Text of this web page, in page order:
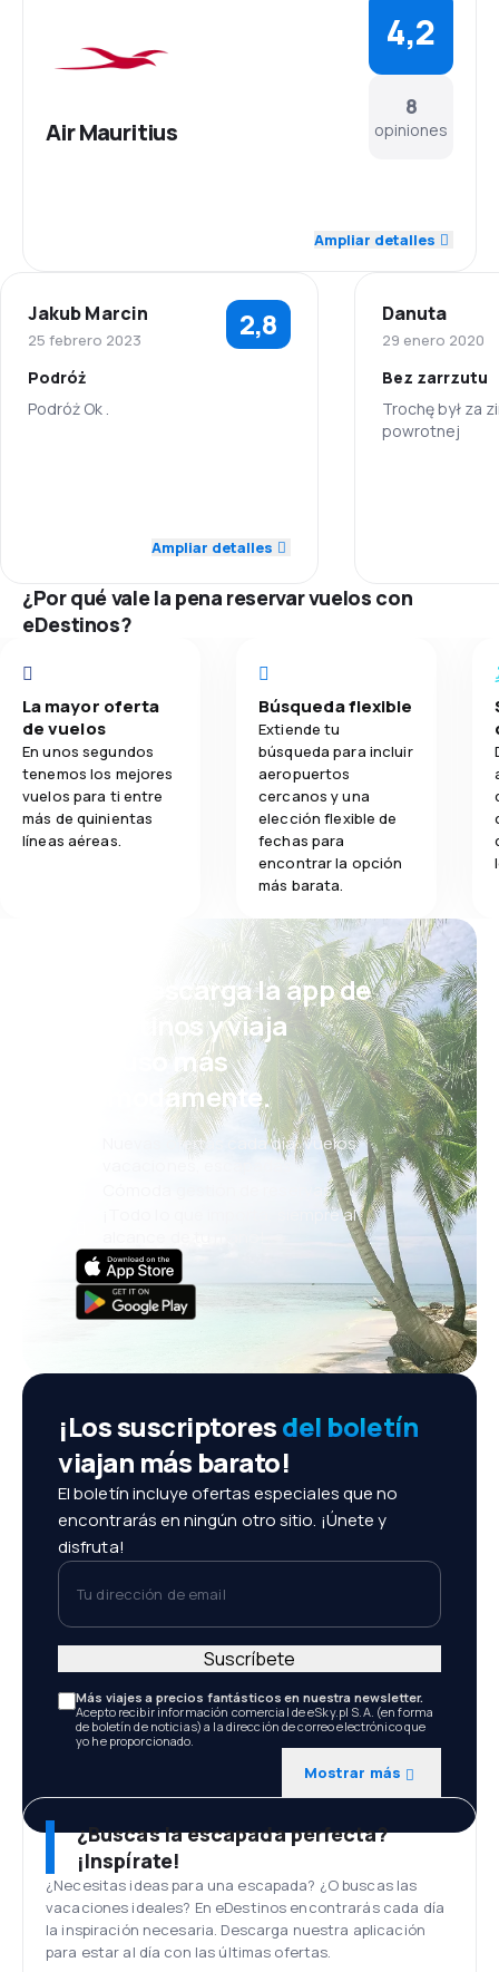
Air Mauritius
8
opiniones
4,2
Red de vuelos 4,1
Precio de los tiquetes 3,7
4,1
Ampliar detalles
Jakub Marcin
25 febrero 2023 2,8
Podróż
Podróż Ok .
Precio de los tiquetes
3,0
Transporte de equipaje 1,0
Comidas 4,0
Ampliar detalles
Danuta
29 enero 2020
Bez zarrzutu
Trochę był za
powrotnej
Red de vuelos
Comodidad
Transporte
¿Por qué vale la pena reservar vuelos con
eDestinos?
La mayor oferta
de vuelos
En unos segundos
tenemos los mejores
vuelos para ti entre
más de quinientas
líneas aéreas.
Búsqueda flexible
Extiende tu
búsqueda para incluir
aeropuertos
cercanos y una
elección flexible de
fechas para
encontrar la opción
más barata.
¡Eh! Descarga la app de
eDestinos y viaja
incluso más
cómodamente.
Nuevas ofertas cada día: vuelos,
vacaciones, escapadas
Cómoda gestión de reservas
¡Todo lo que importa, siempre al
¡Los suscriptoresdel boletín
viajan más barato!
El boletín incluye ofertas especiales que no
encontrarás en ningún otro sitio. ¡Únete y
disfruta!
Tu dirección de email
Más viajes a precios fantásticos en nuestra newsletter.
Acepto recibir información comercial de eSky.pl S.A. (en forma
de boletín de noticias) a la dirección de correo electrónico que
yo he proporcionado.
Mostrar más
Suscríbete
¿Buscas la escapada perfecta?
¡Inspírate!
¿Necesitas ideas para una escapada? ¿O buscas las
vacaciones ideales? En eDestinos encontrarás cada día
la inspiración necesaria. Descarga nuestra aplicación
para estar al día con las últimas ofertas.